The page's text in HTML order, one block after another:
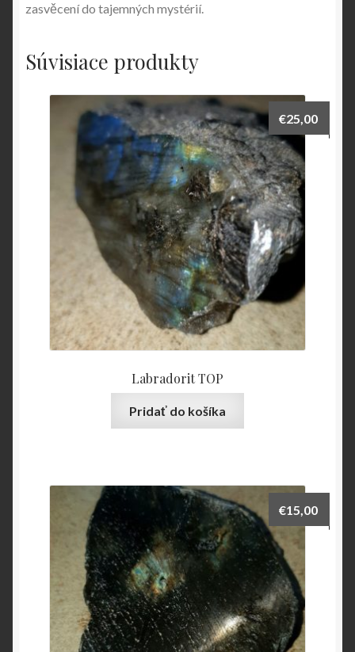
zasvěcení do tajemných mystérií.
Súvisiace produkty
Labradorit TOP
€25,00
Pridať do košíka
€15,00